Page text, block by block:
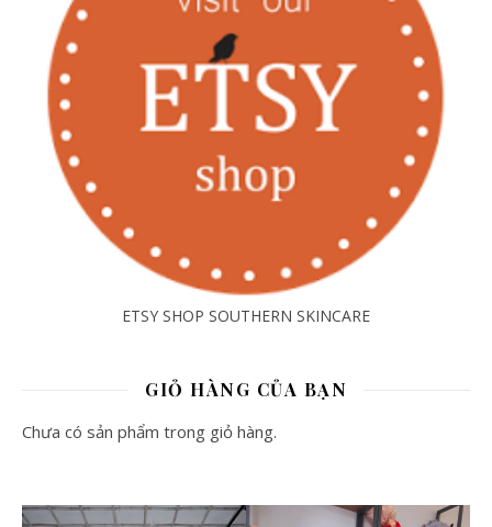
ETSY SHOP SOUTHERN SKINCARE
GIỎ HÀNG CỦA BẠN
Chưa có sản phẩm trong giỏ hàng.